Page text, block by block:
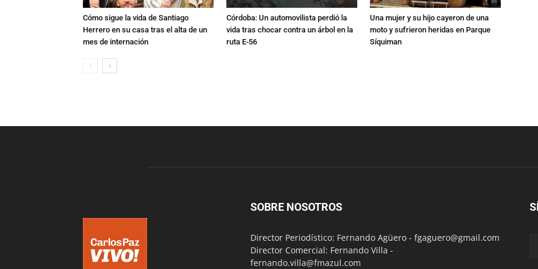
Cómo sigue la vida de Santiago
Herrero en su casa tras el alta de un
mes de internación
Córdoba: Un automovilista perdió la
vida tras chocar contra un árbol en la
ruta E-56
Una mujer y su hijo cayeron de una
moto y sufrieron heridas en Parque
Síquiman
SOBRE NOSOTROS
Director Periodístico: Fernando Agüero - fgaguero@gmail.com
Director Comercial: Fernando Villa -
fernando.villa@fmazul.com